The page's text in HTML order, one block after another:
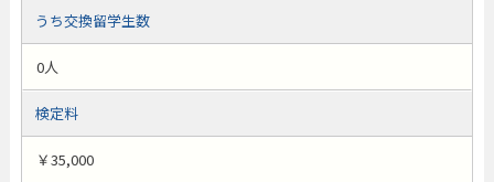
うち交換留学生数
0人
検定料
￥35,000